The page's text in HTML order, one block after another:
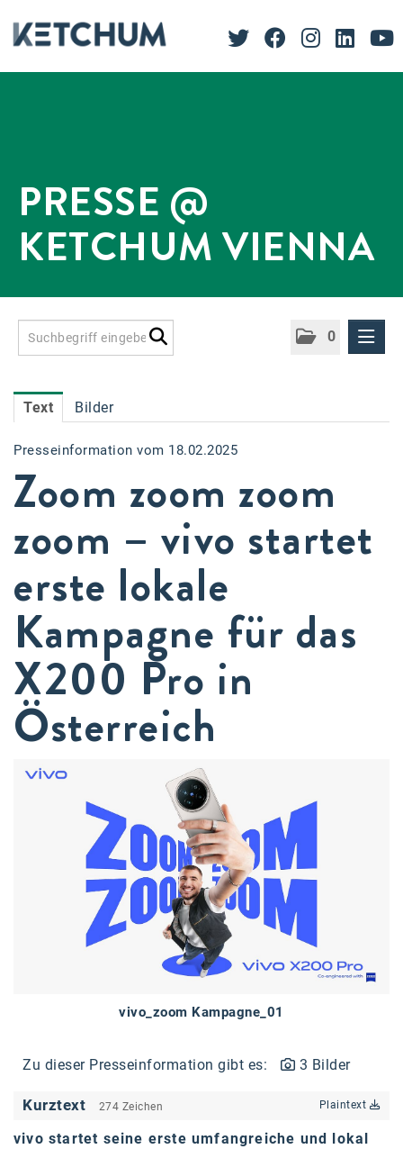
PRESSE @
KETCHUM VIENNA
0
Accessiway
Accor
ALC
Bake the Shape
BBDO Wien
bellaflora
Be.See.
BISON
Brandl Talos
Bundesdenkmalamt
Gillette Venus
Text Bilder
Presseinformation vom 18.02.2025
Zoom zoom zoom
zoom – vivo startet
erste lokale
Kampagne für das
X200 Pro in
Österreich
vivo_zoom Kampagne_01
Zu dieser Presseinformation gibt es: 3 Bilder
Kurztext 274 Zeichen Plaintext
vivo startet seine erste umfangreiche und lokal